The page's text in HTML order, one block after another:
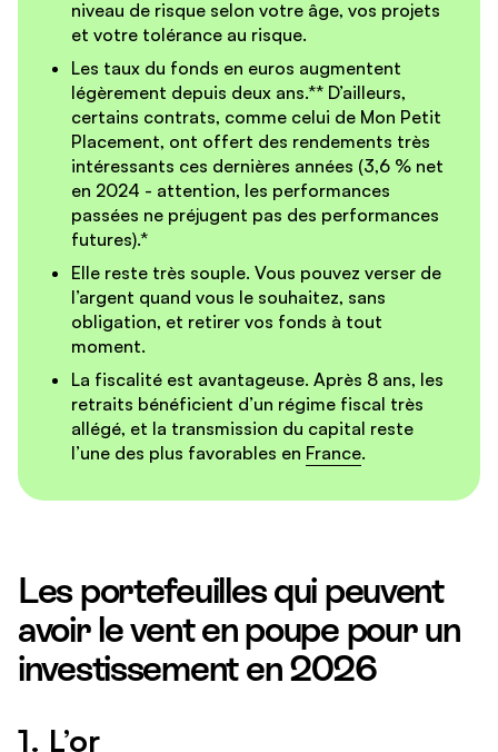
niveau de risque selon votre âge, vos projets
et votre tolérance au risque.
Les taux du fonds en euros augmentent
légèrement depuis deux ans.** D’ailleurs,
certains contrats, comme celui de Mon Petit
Placement, ont offert des rendements très
intéressants ces dernières années (3,6 % net
en 2024 - attention, les performances
passées ne préjugent pas des performances
futures).*
Elle reste très souple. Vous pouvez verser de
l’argent quand vous le souhaitez, sans
obligation, et retirer vos fonds à tout
moment.
La fiscalité est avantageuse. Après 8 ans, les
retraits bénéficient d’un régime fiscal très
allégé, et la transmission du capital reste
l’une des plus favorables en France.
Les portefeuilles qui peuvent
avoir le vent en poupe pour un
investissement en 2026
1. L’or